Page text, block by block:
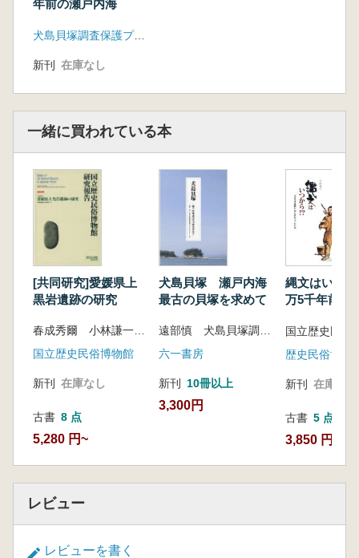
年前の瀬戸内海
犬島貝塚調査保護プロジェクトチーム
新刊 在庫なし
一緒に買われている本
[共同研究]愛媛県上
黒岩遺跡の研究
春成秀爾 小林謙一 編
国立歴史民俗博物館
新刊 在庫なし
古書 8 点
5,280 円~
犬島貝塚 瀬戸内海
最古の貝塚を求めて
遠部慎 犬島貝塚調査保護プロジェクトチーム 編
六一書房
新刊 10冊以上
3,300円
縄文はいつ
万5千年前に
歴史民俗博物
新刊 在庫なし
古書 5 点
3,850 円~
レビュー
レビューを書く